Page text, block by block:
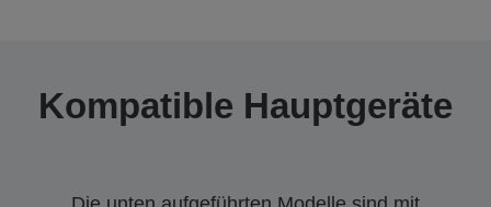
Kompatible Hauptgeräte